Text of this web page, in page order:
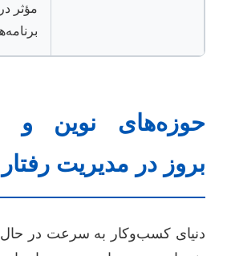
مؤثر
حوزه‌های نوین و
بروز در مدیریت
دنیای کسب‌وکار به سرعت در حال